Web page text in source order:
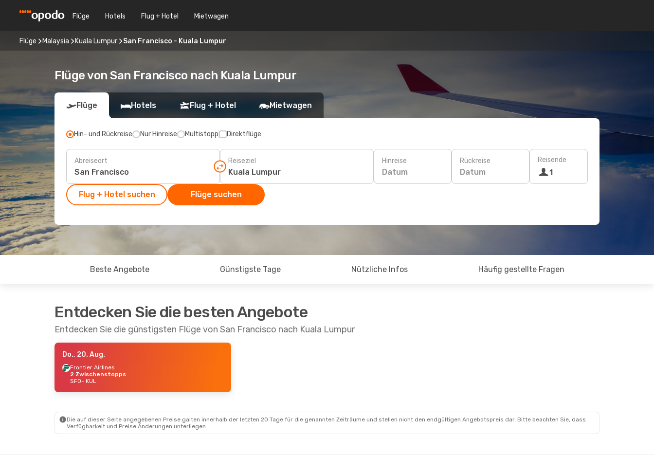
Flüge Hotels Flug + Hotel Mietwagen
Flüge Malaysia Kuala Lumpur San Francisco - Kuala Lumpur
Flüge von San Francisco nach Kuala Lumpur
Flüge Hotels Flug + Hotel Mietwagen
Hin- und Rückreise Nur Hinreise Multistopp Direktflüge
Abreiseort Reiseziel Hinreise
Datum
Rückreise
Datum
Reisende
1
Flug + Hotel suchen Flüge suchen
Beste Angebote Günstigste Tage Nützliche Infos Häufig gestellte Fragen
Entdecken Sie die besten Angebote
Entdecken Sie die günstigsten Flüge von San Francisco nach Kuala Lumpur
Do., 20. Aug.
Frontier Airlines
2 Zwischenstopps
SFO- KUL
Die auf dieser Seite angegebenen Preise galten innerhalb der letzten 20 Tage für die genannten Zeiträume und stellen nicht den endgültigen Angebotspreis dar. Bitte beachten Sie, dass
Verfügbarkeit und Preise Änderungen unterliegen.